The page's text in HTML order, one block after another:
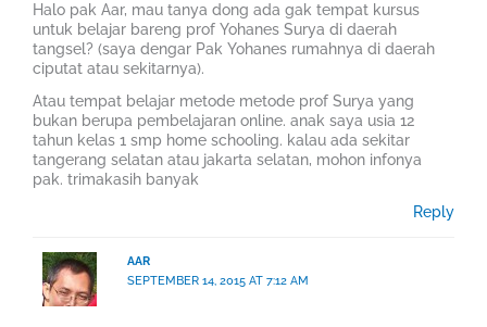
Halo pak Aar, mau tanya dong ada gak tempat kursus
untuk belajar bareng prof Yohanes Surya di daerah
tangsel? (saya dengar Pak Yohanes rumahnya di daerah
ciputat atau sekitarnya).
Atau tempat belajar metode metode prof Surya yang
bukan berupa pembelajaran online. anak saya usia 12
tahun kelas 1 smp home schooling. kalau ada sekitar
tangerang selatan atau jakarta selatan, mohon infonya
pak. trimakasih banyak
Reply
AAR
SEPTEMBER 14, 2015 AT 7:12 AM